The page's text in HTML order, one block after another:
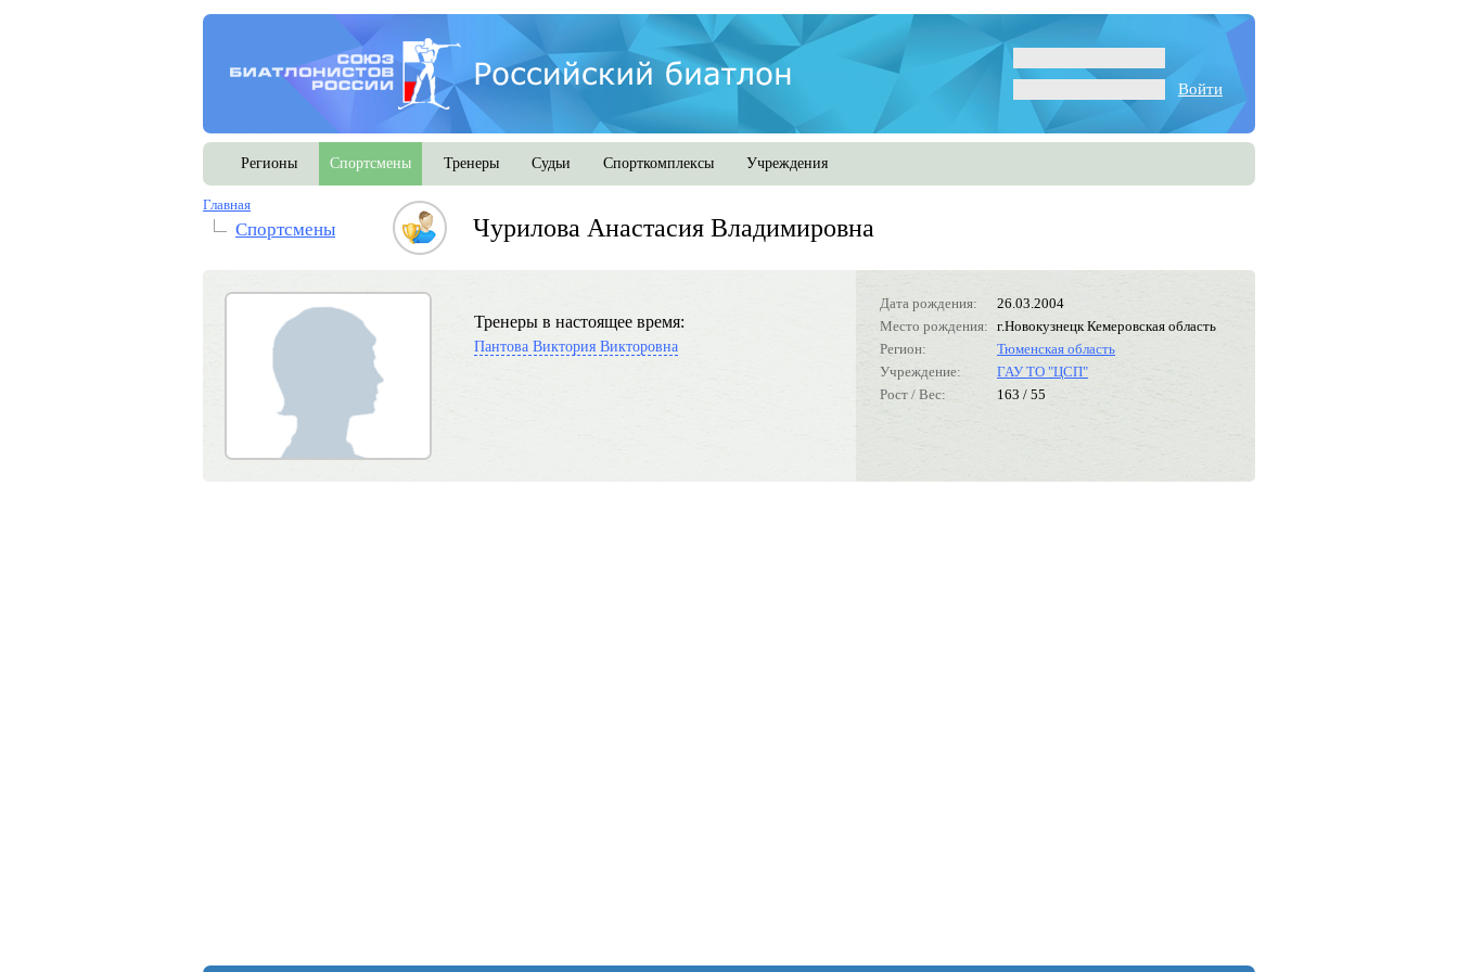
Войти
Регионы Спортсмены Тренеры Судьи Спорткомплексы Учреждения
Главная
Спортсмены Чурилова Анастасия Владимировна
Дата рождения:
26.03.2004
Место рождения: г.Новокузнецк Кемеровская область
Регион:
Тюменская область
Учреждение:
ГАУ ТО "ЦСП"
Рост / Вес:
163 / 55
Тренеры в настоящее время:
Пантова Виктория Викторовна